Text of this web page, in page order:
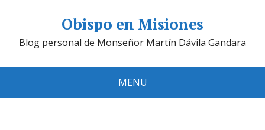
Obispo en Misiones
Blog personal de Monseñor Martín Dávila Gandara
MENU